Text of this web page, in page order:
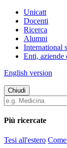
Unicatt
Docenti
Ricerca
Alumni
International
Enti, aziende
English version
Chiudi
Più ricercate
Tesi all'estero